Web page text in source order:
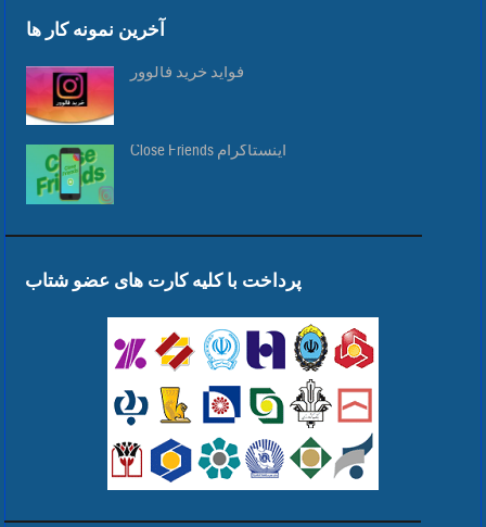
آخرین نمونه کار ها
فواید خرید فالوور
Close Friends اینستاگرام
پرداخت با کلیه کارت های عضو شتاب